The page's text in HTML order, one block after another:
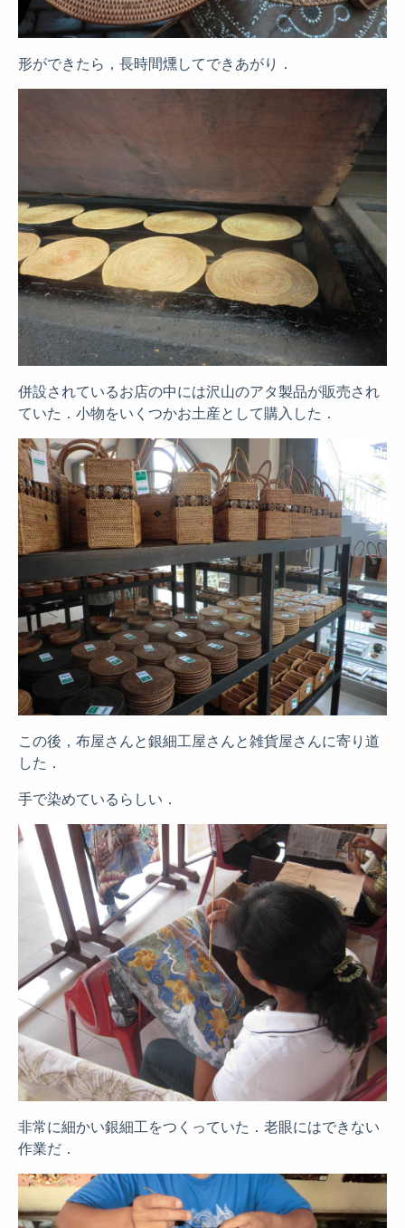
形ができたら，長時間燻してできあがり．
併設されているお店の中には沢山のアタ製品が販売され
ていた．小物をいくつかお土産として購入した．
この後，布屋さんと銀細工屋さんと雑貨屋さんに寄り道
した．
手で染めているらしい．
非常に細かい銀細工をつくっていた．老眼にはできない
作業だ．